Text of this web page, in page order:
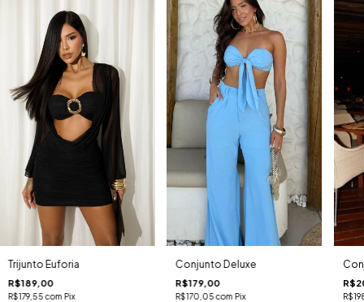
Trijunto Euforia
R$189,00
R$179,55com Pix
Conjunto Deluxe
R$179,00
R$170,05com Pix